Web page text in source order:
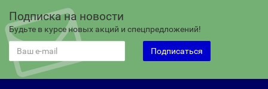
Подписка на новости
Будьте в курсе новых акций и спецпредложений!
Подписаться